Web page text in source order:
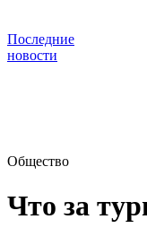
Последние
новости
Общество
Что за